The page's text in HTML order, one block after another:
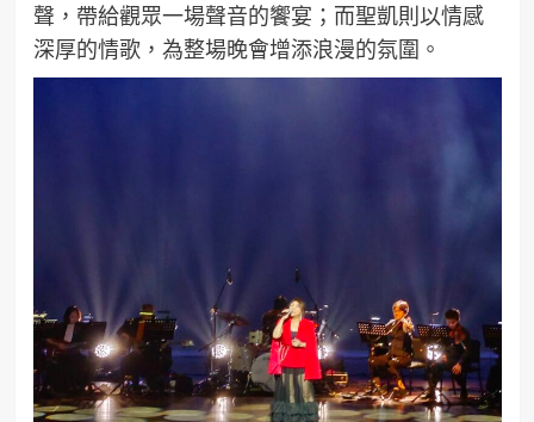
聲，帶給觀眾一場聲音的饗宴；而聖凱則以情感
深厚的情歌，為整場晚會增添浪漫的氛圍。